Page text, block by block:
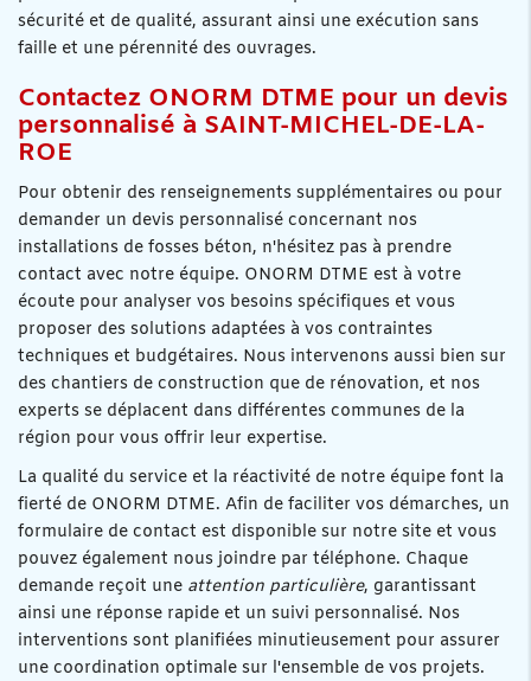
sécurité et de qualité, assurant ainsi une exécution sans
faille et une pérennité des ouvrages.
Contactez ONORM DTME pour un devis
personnalisé à SAINT-MICHEL-DE-LA-
ROE
Pour obtenir des renseignements supplémentaires ou pour
demander un devis personnalisé concernant nos
installations de fosses béton, n'hésitez pas à prendre
contact avec notre équipe. ONORM DTME est à votre
écoute pour analyser vos besoins spécifiques et vous
proposer des solutions adaptées à vos contraintes
techniques et budgétaires. Nous intervenons aussi bien sur
des chantiers de construction que de rénovation, et nos
experts se déplacent dans différentes communes de la
région pour vous offrir leur expertise.
La qualité du service et la réactivité de notre équipe font la
fierté de ONORM DTME. Afin de faciliter vos démarches, un
formulaire de contact est disponible sur notre site et vous
pouvez également nous joindre par téléphone. Chaque
demande reçoit une attention particulière, garantissant
ainsi une réponse rapide et un suivi personnalisé. Nos
interventions sont planifiées minutieusement pour assurer
une coordination optimale sur l'ensemble de vos projets.